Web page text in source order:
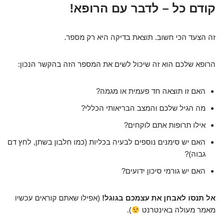
קודם כל – לדבר עם הרופא!
זה הצעד הכי חשוב. תוצאת בדיקה היא רק מספר.
הרופא שלכם הוא זה שיכול לשים את המספר הזה בהקשר הנכון:
האם זו תוצאה חד פעמית או מגמה?
מה הגיל שלכם והמצב הבריאותי הכללי?
אילו תרופות אתם לוקחים?
האם יש סימנים נוספים לבעיה בכליות (כמו חלבון בשתן, לחץ דם
גבוה)?
האם יש גורמי סיכון ידועים?
אל תנסו לאבחן את עצמכם בגוגל! (אפילו שאתם קוראים עכשיו
מאמר מעולה באינטרנט
).